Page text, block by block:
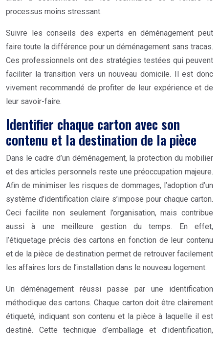
processus moins stressant.
Suivre les conseils des experts en déménagement peut
faire toute la différence pour un déménagement sans tracas.
Ces professionnels ont des stratégies testées qui peuvent
faciliter la transition vers un nouveau domicile. Il est donc
vivement recommandé de profiter de leur expérience et de
leur savoir-faire.
Identifier chaque carton avec son
contenu et la destination de la pièce
Dans le cadre d’un déménagement, la protection du mobilier
et des articles personnels reste une préoccupation majeure.
Afin de minimiser les risques de dommages, l’adoption d’un
système d’identification claire s’impose pour chaque carton.
Ceci facilite non seulement l’organisation, mais contribue
aussi à une meilleure gestion du temps. En effet,
l’étiquetage précis des cartons en fonction de leur contenu
et de la pièce de destination permet de retrouver facilement
les affaires lors de l’installation dans le nouveau logement.
Un déménagement réussi passe par une identification
méthodique des cartons. Chaque carton doit être clairement
étiqueté, indiquant son contenu et la pièce à laquelle il est
destiné. Cette technique d’emballage et d’identification,